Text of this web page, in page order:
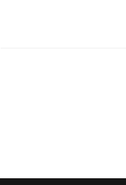
天津某投资控股有限公司对其